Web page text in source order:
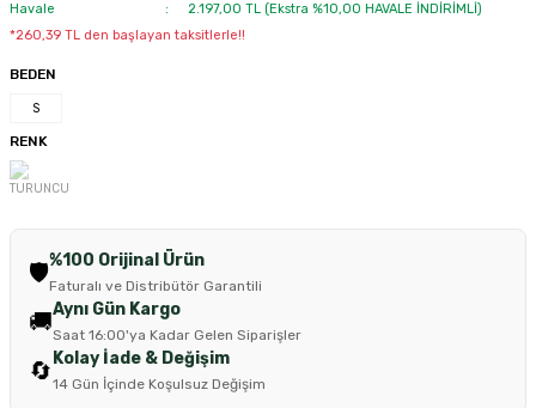
Havale
2.197,00 TL (Ekstra %10,00 HAVALE İNDİRİMLİ)
*260,39 TL den başlayan taksitlerle!!
BEDEN
S
RENK
🛡️%100 Orijinal Ürün
Faturalı ve Distribütör Garantili
🚚Aynı Gün Kargo
Saat 16:00'ya Kadar Gelen Siparişler
🔄 Kolay İade & Değişim
14 Gün İçinde Koşulsuz Değişim